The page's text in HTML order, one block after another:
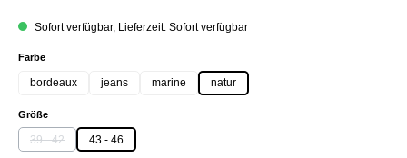
Sofort verfügbar, Lieferzeit: Sofort verfügbar
Farbeauswählen
bordeaux jeans marine natur
Größeauswählen
39 - 42
(Diese Option ist zurzeit nicht verfügbar.)
43 - 46